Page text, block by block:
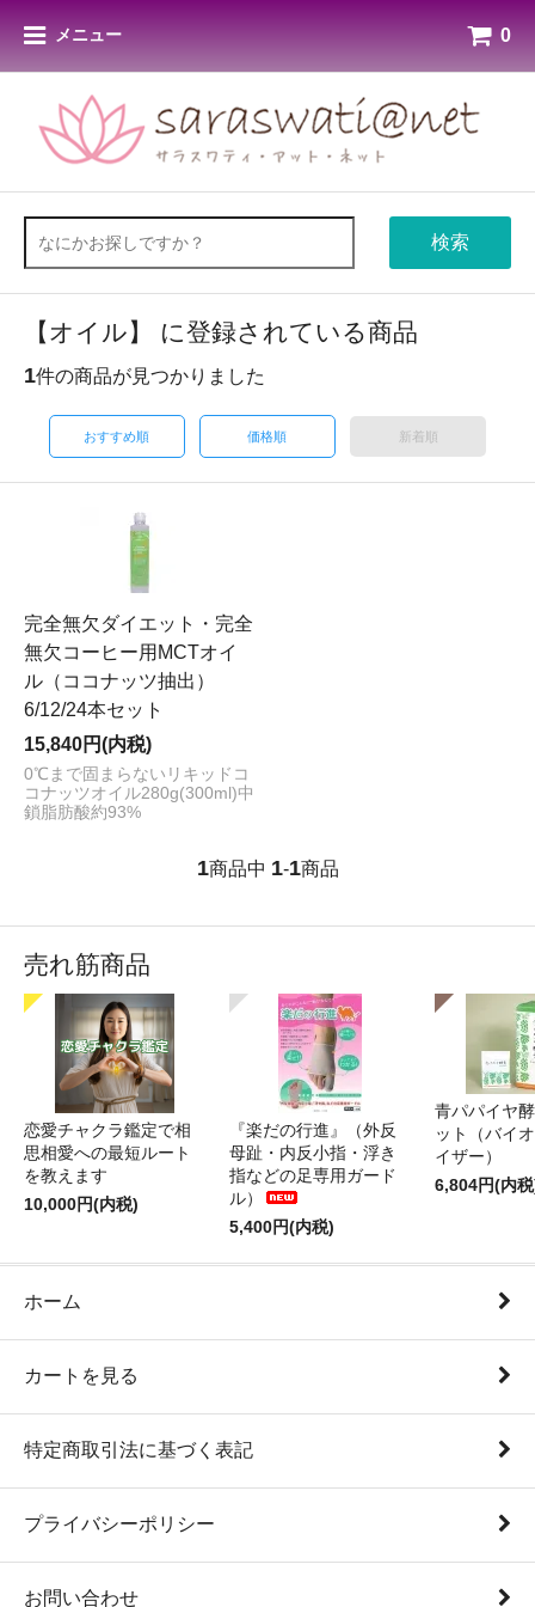
メニュー 0
検索
【オイル】 に登録されている商品
1件の商品が見つかりました
おすすめ順 価格順 新着順
完全無欠ダイエット・完全
無欠コーヒー用MCTオイ
ル（ココナッツ抽出）
6/12/24本セット
15,840円(内税)
0℃まで固まらないリキッドコ
コナッツオイル280g(300ml)中
鎖脂肪酸約93%
1商品中 1-1商品
売れ筋商品
恋愛チャクラ鑑定で相
思相愛への最短ルート
を教えます
10,000円(内税)
『楽だの行進』（外反
母趾・内反小指・浮き
指などの足専用ガード
ル）
5,400円(内税)
青パパイヤ
ット（バイ
イザー）
6,804円(内
ホーム
カートを見る
特定商取引法に基づく表記
プライバシーポリシー
お問い合わせ